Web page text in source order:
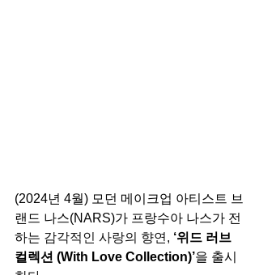
(2024년 4월) 모던 메이크업 아티스트 브
랜드 나스(NARS)가 프랑수아 나스가 전
하는 감각적인 사랑의 향연, ‘위드 러브
컬렉션 (With Love Collection)’을 출시